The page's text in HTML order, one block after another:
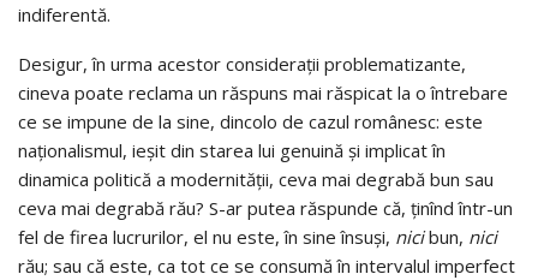
indiferentă.
Desigur, în urma acestor consideraţii problemati­zante,
cineva poate reclama un răs­puns mai răspicat la o în­­tre­bare
ce se impune de la sine, dincolo de cazul românesc: este
naţionalismul, ieşit din starea lui genuină şi implicat în
dinamica politică a moder­nităţii, ceva mai degrabă bun sau
ceva mai degrabă rău? S-ar putea răspunde că, ţinînd într-un
fel de firea lucrurilor, el nu este, în sine însuşi, nicibun, nici
rău; sau că este, ca tot ce se consumă în inter­valul imperfect